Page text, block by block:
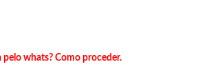
pelo whats? Como proceder.